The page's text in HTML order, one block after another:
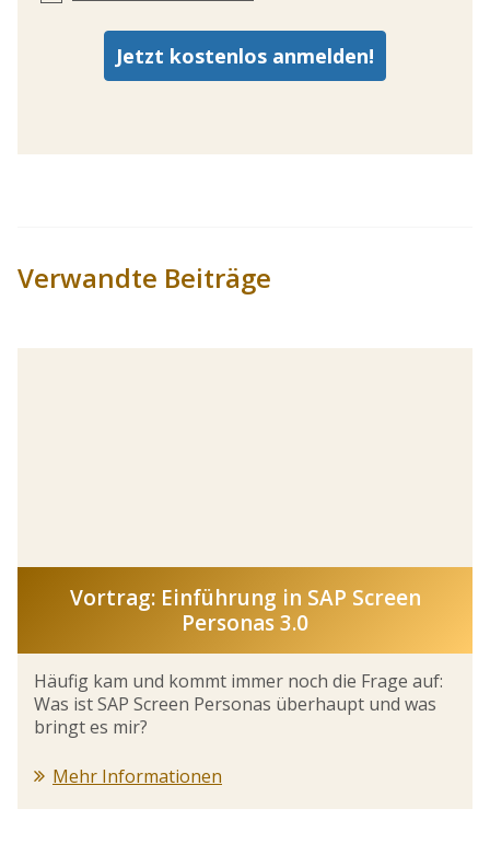
Verwandte Beiträge
Vortrag: Einführung in SAP Screen
Personas 3.0
Häufig kam und kommt immer noch die Frage auf:
Was ist SAP Screen Personas überhaupt und was
bringt es mir?
Mehr Informationen